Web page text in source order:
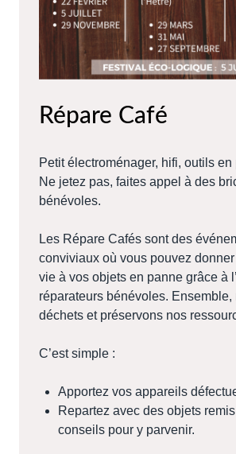
Répare Café
Petit électroménager, hifi, outils en
Ne jetez pas, faites appel à des
bénévoles.
Les Répare Cafés sont des
conviviaux où vous pouvez
vie à vos objets en panne grâce à
réparateurs bénévoles.
déchets et préservons nos
C’est simple :
Apportez vos appareils
Repartez avec des objets
conseils pour y parvenir.